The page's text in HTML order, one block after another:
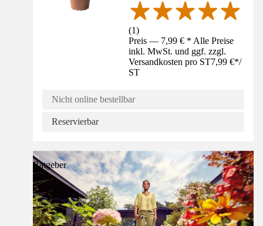
(1)
Preis — 7,99 € * Alle Preise
inkl. MwSt. und ggf. zzgl.
Versandkosten pro ST7,99 €*/
ST
Nicht online bestellbar
Reservierbar
Ratgeber